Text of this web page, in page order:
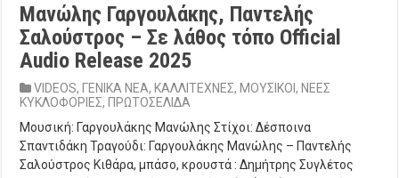
Μανώλης Γαργουλάκης, Παντελής
Σαλούστρος – Σε λάθος τόπο Official
Audio Release 2025
VIDEOS, ΓΕΝΙΚΑ ΝΕΑ, ΚΑΛΛΙΤΕΧΝΕΣ, ΜΟΥΣΙΚΟΙ, ΝΕΕΣ
ΚΥΚΛΟΦΟΡΙΕΣ, ΠΡΩΤΟΣΕΛΙΔΑ
Μουσική: Γαργουλάκης Μανώλης Στίχοι: Δέσποινα
Σπαντιδάκη Τραγούδι: Γαργουλάκης Μανώλης – Παντελής
Σαλούστρος Κιθάρα, μπάσο, κρουστά : Δημήτρης Συγλέτος